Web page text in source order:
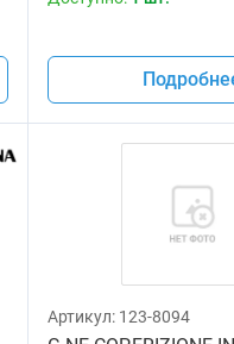
Артикул: 123-8094